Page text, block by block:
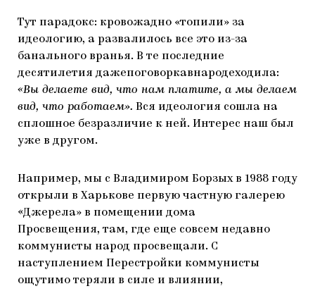
Тут парадокс: кровожадно «топили» за
идеологию, а развалилось все это из-за
банального вранья. В те последние
десятилетия дажепоговоркавнародеходила:
«Вы делаете вид, что нам платите, а мы делаем
вид, что работаем». Вся идеология сошла на
сплошное безразличие к ней. Интерес наш был
уже в другом.
Например, мы с Владимиром Борзых в 1988 году
открыли в Харькове первую частную галерею
«Джерела» в помещении дома
Просвещения, там, где еще совсем недавно
коммунисты народ просвещали. С
наступлением Перестройки коммунисты
ощутимо теряли в силе и влиянии,